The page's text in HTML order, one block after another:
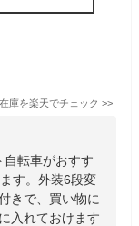
庫を楽天でチェック >>
自転車がおすす
す。外装6段変
きで、買い物に
入れておけます